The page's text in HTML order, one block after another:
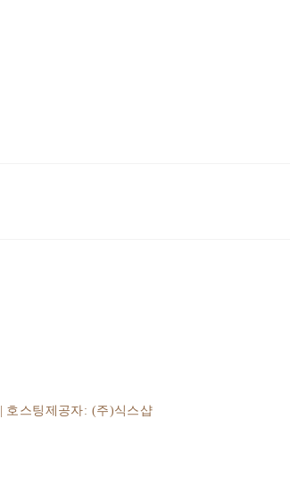
| 호스팅제공자: (주)식스샵